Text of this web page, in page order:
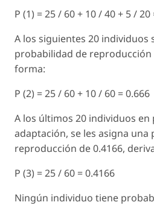
P (1) = 25 / 60 + 10 / 40 + 5 / 20
A los siguientes 20 individuos
probabilidad de reproducción
forma:
P (2) = 25 / 60 + 10 / 60 = 0.666
A los últimos 20 individuos en
adaptación, se les asigna
reproducción de 0.4166,
P (3) = 25 / 60 = 0.4166
Ningún individuo tiene